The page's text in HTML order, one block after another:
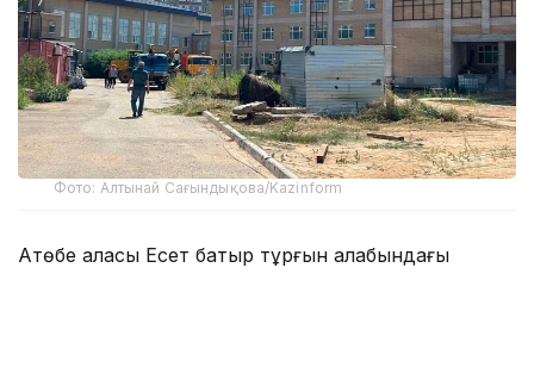
Фото: Алтынай Сағындықова/Kazinform
Ақтөбе қаласы Есет батыр тұрғын алабындағы